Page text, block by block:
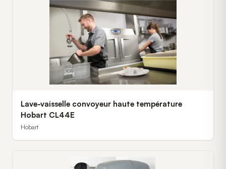
Lave-vaisselle convoyeur haute température
Hobart CL44E
Hobart